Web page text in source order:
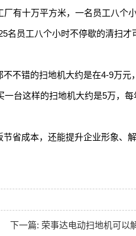
有十万平方米，一名员工八个
名员工八个小时不停歇的清扫才
不错的扫地机大约是在4-9万元
一台这样的扫地机大约是5万，
省成本，还能提升企业形象、
下一篇: 荣事达电动扫地机可以